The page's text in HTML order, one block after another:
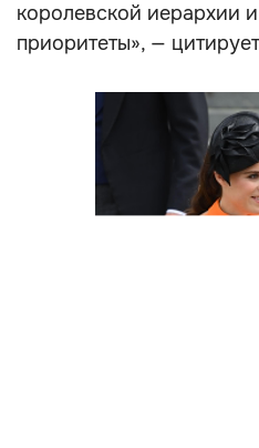
королевской иерархии
приоритеты», —